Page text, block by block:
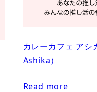
カレーカフェ ア
Ashika）
Read more